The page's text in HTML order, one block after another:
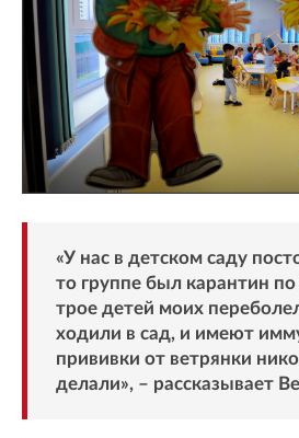
«У нас в детском саду
то группе был карантин по
трое детей моих
ходили в сад, и имеют
прививки от ветрянки
делали», – рассказывает